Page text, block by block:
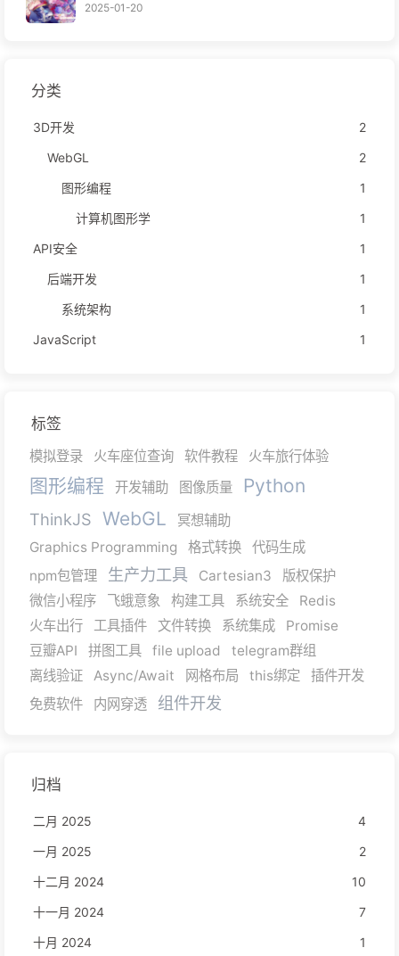
2025-01-20
分类
3D开发
2
WebGL
2
图形编程
1
计算机图形学
1
API安全
1
后端开发
1
系统架构
1
JavaScript
1
标签
模拟登录 火车座位查询 软件教程 火车旅行体验
图形编程 开发辅助 图像质量 Python
ThinkJS WebGL
冥想辅助
Graphics Programming
格式转换
代码生成
npm包管理
生产力工具 Cartesian3
版权保护
微信小程序
飞蛾意象 构建工具 系统安全
Redis
火车出行
工具插件 文件转换 系统集成
Promise
豆瓣API
拼图工具 file upload
telegram群组
离线验证
Async/Await 网格布局 this绑定
插件开发
免费软件
内网穿透 组件开发
归档
二月 2025
4
一月 2025
2
十二月 2024
10
十一月 2024
7
十月 2024
1